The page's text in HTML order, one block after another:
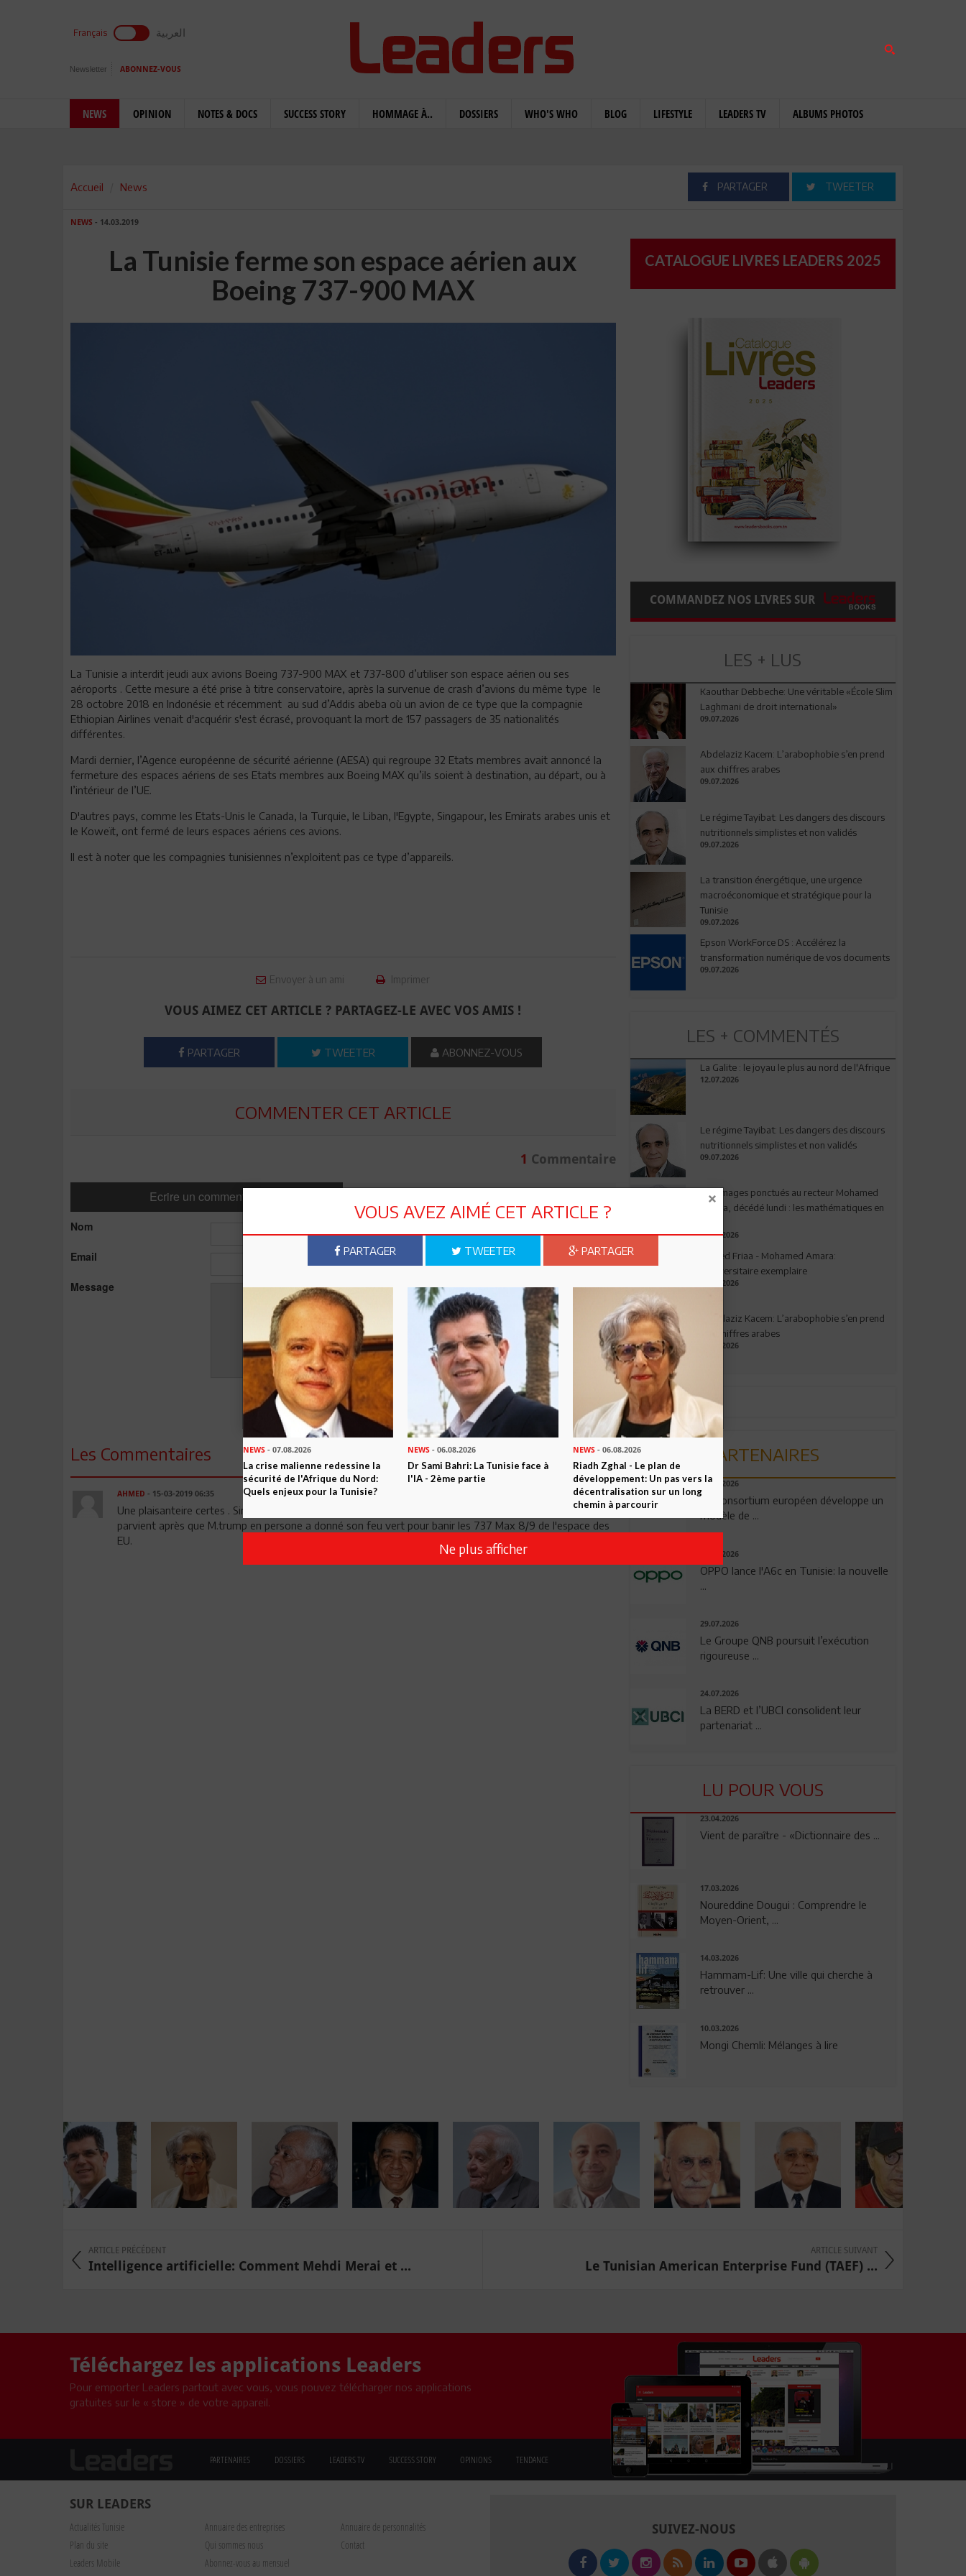
Français العربية
Newsletter ABONNEZ-VOUS
NEWS OPINION NOTES & DOCS SUCCESS STORY HOMMAGE À.. DOSSIERS WHO'S WHO BLOG LIFESTYLE LEADERS TV ALBUMS PHOTOS
Accueil News PARTAGER TWEETER
NEWS - 14.03.2019
La Tunisie ferme son espace aérien aux
Boeing 737-900 MAX
La Tunisie a interdit jeudi aux avions Boeing 737-900 MAX et 737-800 d’utiliser son espace aérien ou ses
aéroports . Cette mesure a été prise à titre conservatoire, après la survenue de crash d’avions du même type le
28 octobre 2018 en Indonésie et récemment au sud d’Addis abeba où un avion de ce type que la compagnie
Ethiopian Airlines venait d'acquérir s'est écrasé, provoquant la mort de 157 passagers de 35 nationalités
différentes.
Mardi dernier, l’Agence européenne de sécurité aérienne (AESA) qui regroupe 32 Etats membres avait annoncé la
fermeture des espaces aériens de ses Etats membres aux Boeing MAX qu’ils soient à destination, au départ, ou à
l’intérieur de l’UE.
D'autres pays, comme les Etats-Unis le Canada, la Turquie, le Liban, l'Egypte, Singapour, les Emirats arabes unis et
le Koweït, ont fermé de leurs espaces aériens ces avions.
Il est à noter que les compagnies tunisiennes n’exploitent pas ce type d’appareils.
Envoyer à un ami Imprimer
VOUS AIMEZ CET ARTICLE ? PARTAGEZ-LE AVEC VOS AMIS !
PARTAGER TWEETER ABONNEZ-VOUS
COMMENTER CET ARTICLE
1 Commentaire
Ecrire un commentaire
Nom
Email
Message
Les Commentaires
AHMED - 15-03-2019 06:35
Une plaisanteire certes . Singapore a été le premier pays à le faire avant même l'UE. Cette annonce
parvient après que M.trump en persone a donné son feu vert pour banir les 737 Max 8/9 de l'espace des
EU.
CATALOGUE LIVRES LEADERS 2025
COMMANDEZ NOS LIVRES SUR
LES + LUS
Kaouthar Debbeche: Une véritable «École Slim
Laghmani de droit international»
09.07.2026
Abdelaziz Kacem: L’arabophobie s’en prend
aux chiffres arabes
09.07.2026
Le régime Tayibat: Les dangers des discours
nutritionnels simplistes et non validés
09.07.2026
La transition énergétique, une urgence
macroéconomique et stratégique pour la
Tunisie
09.07.2026
Epson WorkForce DS : Accélérez la
transformation numérique de vos documents
09.07.2026
LES + COMMENTÉS
La Galite : le joyau le plus au nord de l'Afrique
12.07.2026
Le régime Tayibat: Les dangers des discours
nutritionnels simplistes et non validés
09.07.2026
Hommages ponctués au recteur Mohamed
Amara, décédé lundi : les mathématiques en
03.08.2026
Ahmed Friaa - Mohamed Amara:
l’Universitaire exemplaire
04.08.2026
Abdelaziz Kacem: L’arabophobie s’en prend
aux chiffres arabes
09.07.2026
PARTENAIRES
06.08.2026
Un consortium européen développe un
modèle de ...
04.08.2026
OPPO lance l'A6c en Tunisie: la nouvelle
...
29.07.2026
Le Groupe QNB poursuit l’exécution
rigoureuse ...
24.07.2026
La BERD et l’UBCI consolident leur
partenariat ...
LU POUR VOUS
23.04.2026
Vient de paraître - «Dictionnaire des ...
17.03.2026
Noureddine Dougui : Comprendre le
Moyen-Orient, ...
14.03.2026
Hammam-Lif: Une ville qui cherche à
retrouver ...
10.03.2026
Mongi Chemli: Mélanges à lire
ARTICLE PRÉCÉDENT
Intelligence artificielle: Comment Mehdi Merai et ...
ARTICLE SUIVANT
Le Tunisian American Enterprise Fund (TAEF) ...
Téléchargez les applications Leaders
Pour emporter Leaders partout avec vous, vous pouvez télécharger nos applications
gratuites sur le « store » de votre appareil.
PARTENAIRES DOSSIERS LEADERS TV SUCCESS STORY OPINIONS TENDANCE
SUR LEADERS
Actualités Tunisie Annuaire des entreprises
Annuaire de personnalités
Plan du site
Qui sommes nous
Contact
Leaders Mobile
Abonnez-vous au mensuel
SUIVEZ-NOUS
VOUS AVEZ AIMÉ CET ARTICLE ?
PARTAGER TWEETER PARTAGER
NEWS - 07.08.2026
La crise malienne redessine la
sécurité de l'Afrique du Nord:
Quels enjeux pour la Tunisie?
NEWS - 06.08.2026
Dr Sami Bahri: La Tunisie face à
l'IA - 2ème partie
NEWS- 06.08.2026
Riadh Zghal - Le plan de
développement: Un pas vers la
décentralisation sur un long
chemin à parcourir
Ne plus afficher